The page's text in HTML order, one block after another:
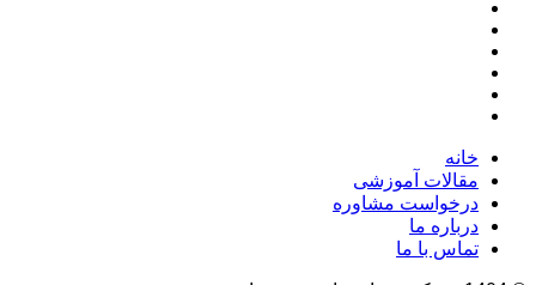
خانه
مقالات آموزشی
درخواست مشاوره
درباره ما
تماس با ما